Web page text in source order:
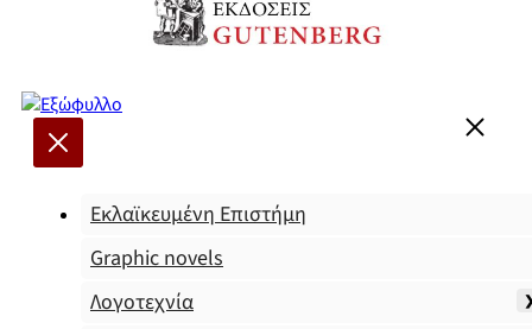
Εκλαϊκευμένη Επιστήμη
Graphic novels
Λογοτεχνία